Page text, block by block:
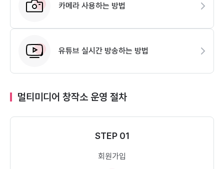
카메라 사용하는 방법
유튜브 실시간 방송하는 방법
멀티미디어 창작소 운영 절차
STEP 01
회원가입